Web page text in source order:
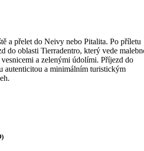
a přelet do Neivy nebo Pitalita. Po příletu
do oblasti Tierradentro, který vede
a zelenými údolími. Příjezd do
autenticitou a minimálním turistickým